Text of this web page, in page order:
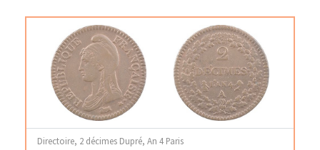
Directoire, 2 décimes Dupré, An 4 Paris